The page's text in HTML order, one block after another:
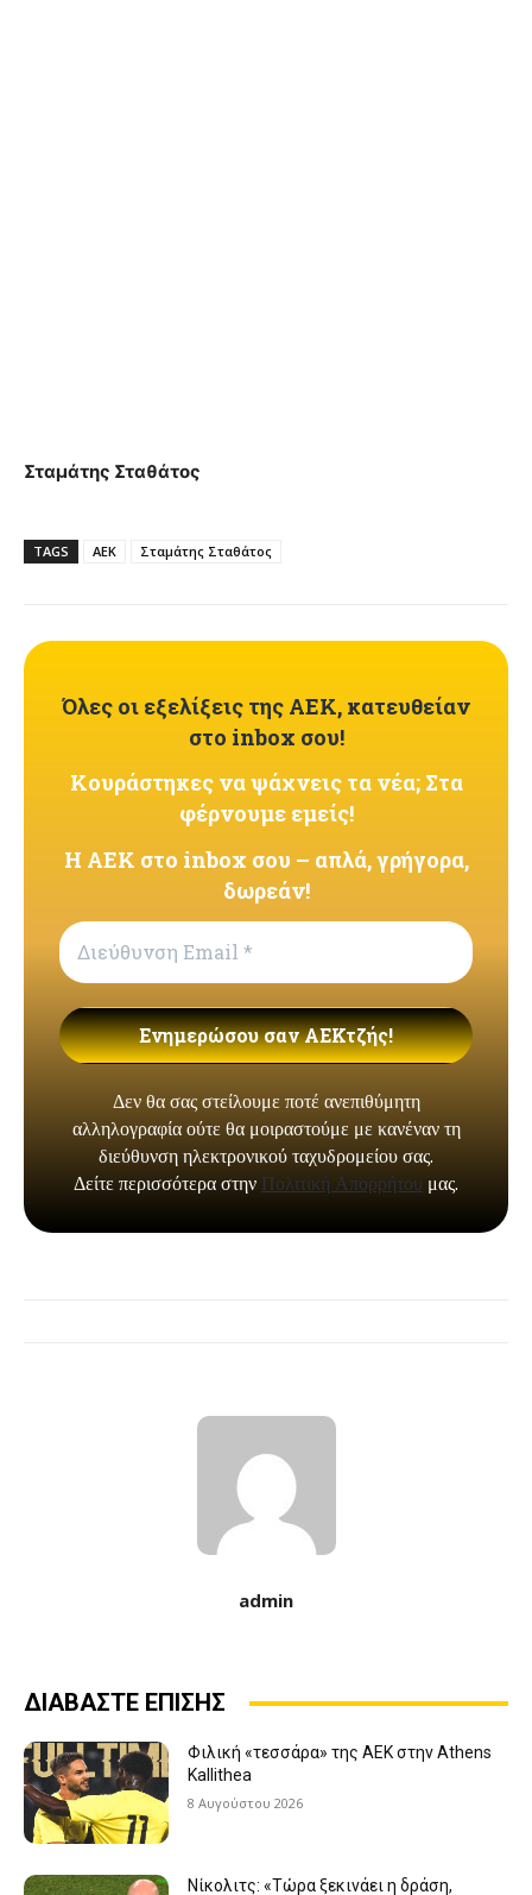
Σταμάτης Σταθάτος
TAGS ΑΕΚ Σταμάτης Σταθάτος
admin
ΔΙΑΒΑΣΤΕ ΕΠΙΣΗΣ
Φιλική «τεσσάρα» της ΑΕΚ στην Athens
Kallithea
8 Αυγούστου 2026
Νίκολιτς: «Τώρα ξεκινάει η δράση,